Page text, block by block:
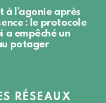
à l’agonie après
: le protocole
a empêché un
potager
RÉSEAUX